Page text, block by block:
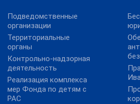
Подведомственные
организации
Территориальные
органы
Контрольно-надзорная
деятельность
Реализация комплекса
мер Фонда по детям с
РАС